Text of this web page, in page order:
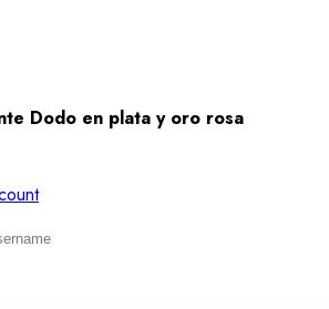
Dodo en plata y oro rosa